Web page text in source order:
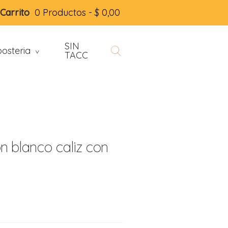
Carrito 0 Productos -$ 0,00
> SIN
TACC
blanco caliz con